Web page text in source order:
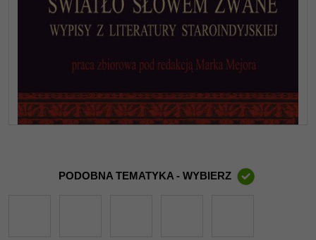
PODOBNA TEMATYKA - WYBIERZ